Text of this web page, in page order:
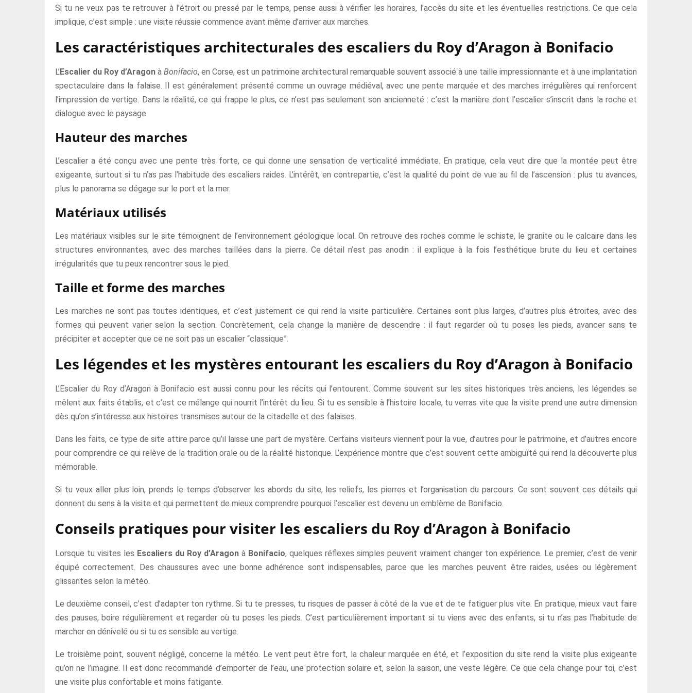
Si tu ne veux pas te retrouver à l’étroit ou pressé par le temps, pense aussi à vérifier les horaires, l’accès du site et les éventuelles restrictions. Ce que cela
implique, c’est simple : une visite réussie commence avant même d’arriver aux marches.
Les caractéristiques architecturales des escaliers du Roy d’Aragon à Bonifacio
L’Escalier du Roy d’Aragon à Bonifacio, en Corse, est un patrimoine architectural remarquable souvent associé à une taille impressionnante et à une implantation
spectaculaire dans la falaise. Il est généralement présenté comme un ouvrage médiéval, avec une pente marquée et des marches irrégulières qui renforcent
l’impression de vertige. Dans la réalité, ce qui frappe le plus, ce n’est pas seulement son ancienneté : c’est la manière dont l’escalier s’inscrit dans la roche et
dialogue avec le paysage.
Hauteur des marches
L’escalier a été conçu avec une pente très forte, ce qui donne une sensation de verticalité immédiate. En pratique, cela veut dire que la montée peut être
exigeante, surtout si tu n’as pas l’habitude des escaliers raides. L’intérêt, en contrepartie, c’est la qualité du point de vue au fil de l’ascension : plus tu avances,
plus le panorama se dégage sur le port et la mer.
Matériaux utilisés
Les matériaux visibles sur le site témoignent de l’environnement géologique local. On retrouve des roches comme le schiste, le granite ou le calcaire dans les
structures environnantes, avec des marches taillées dans la pierre. Ce détail n’est pas anodin : il explique à la fois l’esthétique brute du lieu et certaines
irrégularités que tu peux rencontrer sous le pied.
Taille et forme des marches
Les marches ne sont pas toutes identiques, et c’est justement ce qui rend la visite particulière. Certaines sont plus larges, d’autres plus étroites, avec des
formes qui peuvent varier selon la section. Concrètement, cela change la manière de descendre : il faut regarder où tu poses les pieds, avancer sans te
précipiter et accepter que ce ne soit pas un escalier “classique”.
Les légendes et les mystères entourant les escaliers du Roy d’Aragon à Bonifacio
L’Escalier du Roy d’Aragon à Bonifacio est aussi connu pour les récits qui l’entourent. Comme souvent sur les sites historiques très anciens, les légendes se
mêlent aux faits établis, et c’est ce mélange qui nourrit l’intérêt du lieu. Si tu es sensible à l’histoire locale, tu verras vite que la visite prend une autre dimension
dès qu’on s’intéresse aux histoires transmises autour de la citadelle et des falaises.
Dans les faits, ce type de site attire parce qu’il laisse une part de mystère. Certains visiteurs viennent pour la vue, d’autres pour le patrimoine, et d’autres encore
pour comprendre ce qui relève de la tradition orale ou de la réalité historique. L’expérience montre que c’est souvent cette ambiguïté qui rend la découverte plus
mémorable.
Si tu veux aller plus loin, prends le temps d’observer les abords du site, les reliefs, les pierres et l’organisation du parcours. Ce sont souvent ces détails qui
donnent du sens à la visite et qui permettent de mieux comprendre pourquoi l’escalier est devenu un emblème de Bonifacio.
Conseils pratiques pour visiter les escaliers du Roy d’Aragon à Bonifacio
Lorsque tu visites les Escaliers du Roy d’Aragon à Bonifacio, quelques réflexes simples peuvent vraiment changer ton expérience. Le premier, c’est de venir
équipé correctement. Des chaussures avec une bonne adhérence sont indispensables, parce que les marches peuvent être raides, usées ou légèrement
glissantes selon la météo.
Le deuxième conseil, c’est d’adapter ton rythme. Si tu te presses, tu risques de passer à côté de la vue et de te fatiguer plus vite. En pratique, mieux vaut faire
des pauses, boire régulièrement et regarder où tu poses les pieds. C’est particulièrement important si tu viens avec des enfants, si tu n’as pas l’habitude de
marcher en dénivelé ou si tu es sensible au vertige.
Le troisième point, souvent négligé, concerne la météo. Le vent peut être fort, la chaleur marquée en été, et l’exposition du site rend la visite plus exigeante
qu’on ne l’imagine. Il est donc recommandé d’emporter de l’eau, une protection solaire et, selon la saison, une veste légère. Ce que cela change pour toi, c’est
une visite plus confortable et moins fatigante.